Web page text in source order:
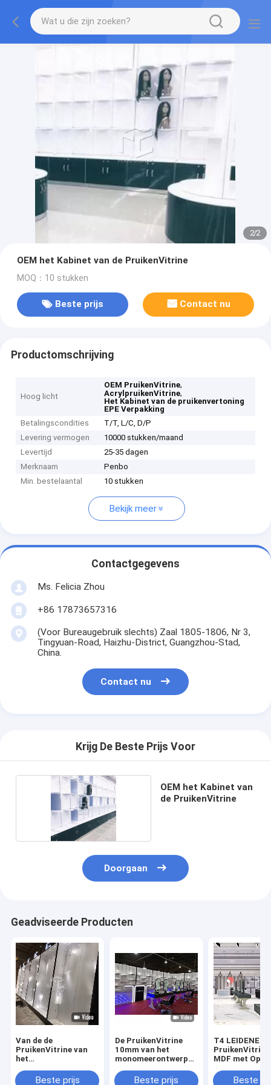
2/2
OEM het Kabinet van de PruikenVitrine
MOQ：10 stukken
Beste prijs Contact nu
Productomschrijving
Hoog licht
OEM PruikenVitrine,
AcrylpruikenVitrine,
Het Kabinet van de pruikenvertoning
EPE Verpakking
Betalingscondities
T/T, L/C, D/P
Levering vermogen
10000 stukken/maand
Levertijd
25-35 dagen
Merknaam
Penbo
Min. bestelaantal
10 stukken
Bekijk meer
Contactgegevens
Ms. Felicia Zhou
+86 17873657316
(Voor Bureaugebruik slechts) Zaal 1805-1806, Nr 3,
Tingyuan-Road, Haizhu-District, Guangzhou-Stad,
China.
Contact nu
Krijg De Beste Prijs Voor
OEM het Kabinet van
de PruikenVitrine
Doorgaan
Geadviseerde Producten
Van de de
PruikenVitrine van
het
van de deBeste prijs
De PruikenVitrine
10mm van het
monomeerontwerp
Vrij Ontwerp
Beste prijs
T4 LEIDENE
PruikenVitrine
MDF met Op
Winkelontwerp
Beste